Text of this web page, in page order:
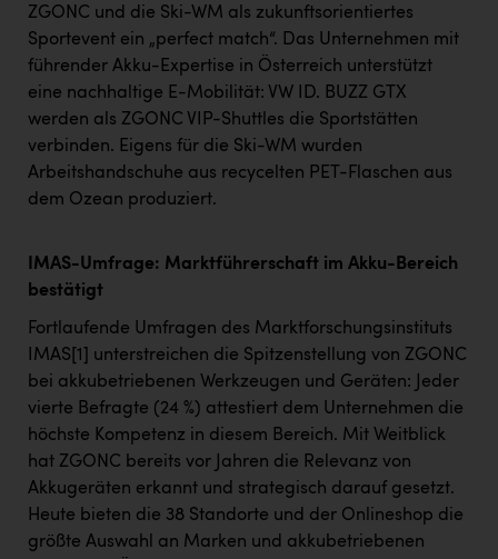
ZGONC und die Ski-WM als zukunftsorientiertes
Sportevent ein „perfect match“. Das Unternehmen mit
führender Akku-Expertise in Österreich unterstützt
eine nachhaltige E-Mobilität: VW ID. BUZZ GTX
werden als ZGONC VIP-Shuttles die Sportstätten
verbinden. Eigens für die Ski-WM wurden
Arbeitshandschuhe aus recycelten PET-Flaschen aus
dem Ozean produziert.
IMAS-Umfrage: Marktführerschaft im Akku-Bereich
bestätigt
Fortlaufende Umfragen des Marktforschungsinstituts
IMAS [1]
unterstreichen die Spitzenstellung von ZGONC
bei akkubetriebenen Werkzeugen und Geräten: Jeder
vierte Befragte (24 %) attestiert dem Unternehmen die
höchste Kompetenz in diesem Bereich. Mit Weitblick
hat ZGONC bereits vor Jahren die Relevanz von
Akkugeräten erkannt und strategisch darauf gesetzt.
Heute bieten die 38 Standorte und der Onlineshop die
größte Auswahl an Marken und akkubetriebenen